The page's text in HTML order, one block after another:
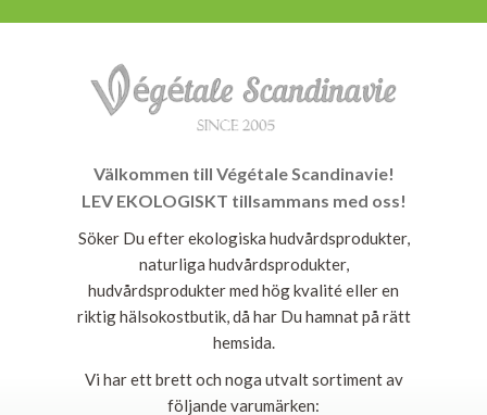
Välkommen till Végétale Scandinavie!
LEV EKOLOGISKT tillsammans med oss!
Söker Du efter ekologiska hudvårdsprodukter,
naturliga hudvårdsprodukter,
hudvårdsprodukter med hög kvalité eller en
riktig hälsokostbutik, då har Du hamnat på rätt
hemsida.
Vi har ett brett och noga utvalt sortiment av
följande varumärken: